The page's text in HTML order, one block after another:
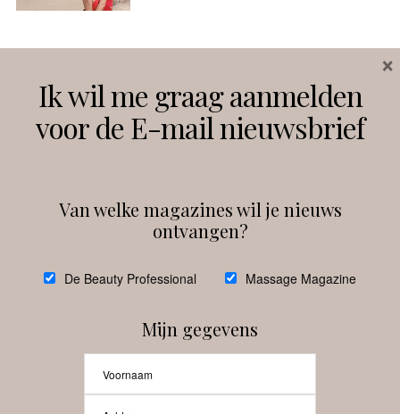
Instagram Facebook
debeautyprofessional
Ik wil me graag aanmelden
voor de E-mail nieuwsbrief
Van welke magazines wil je nieuws
ontvangen?
De Beauty Professional Massage Magazine
Mijn gegevens
×